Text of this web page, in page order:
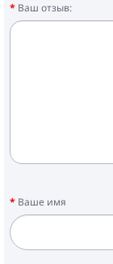
Ваш отзыв:
Ваше имя